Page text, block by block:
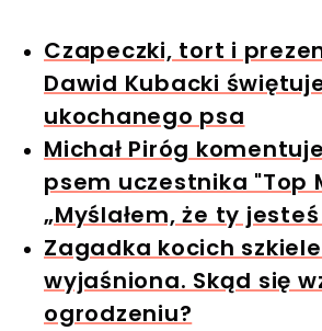
Czapeczki, tort i
Dawid Kubacki
ukochanego psa
Michał Piróg
psem uczestnika "Top
„Myślałem, że ty
Zagadka kocich
wyjaśniona. Skąd się
ogrodzeniu?